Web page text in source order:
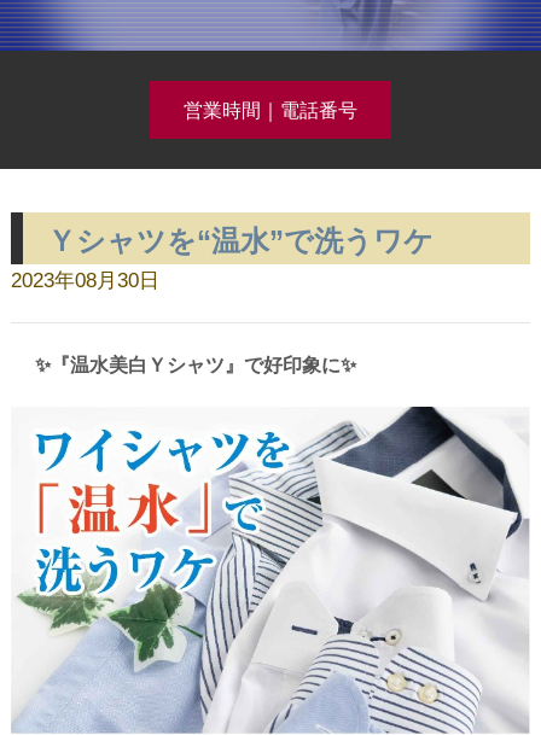
クリーニング事例集公開中！
コースメニュー
クリーニング料金
店舗一覧
しみ抜き・ウエットⓌ
営業時間｜電話番号
Ｙシャツを“温水”で洗うワケ
2023年08月30日
✨『温水美白Ｙシャツ』で好印象に✨